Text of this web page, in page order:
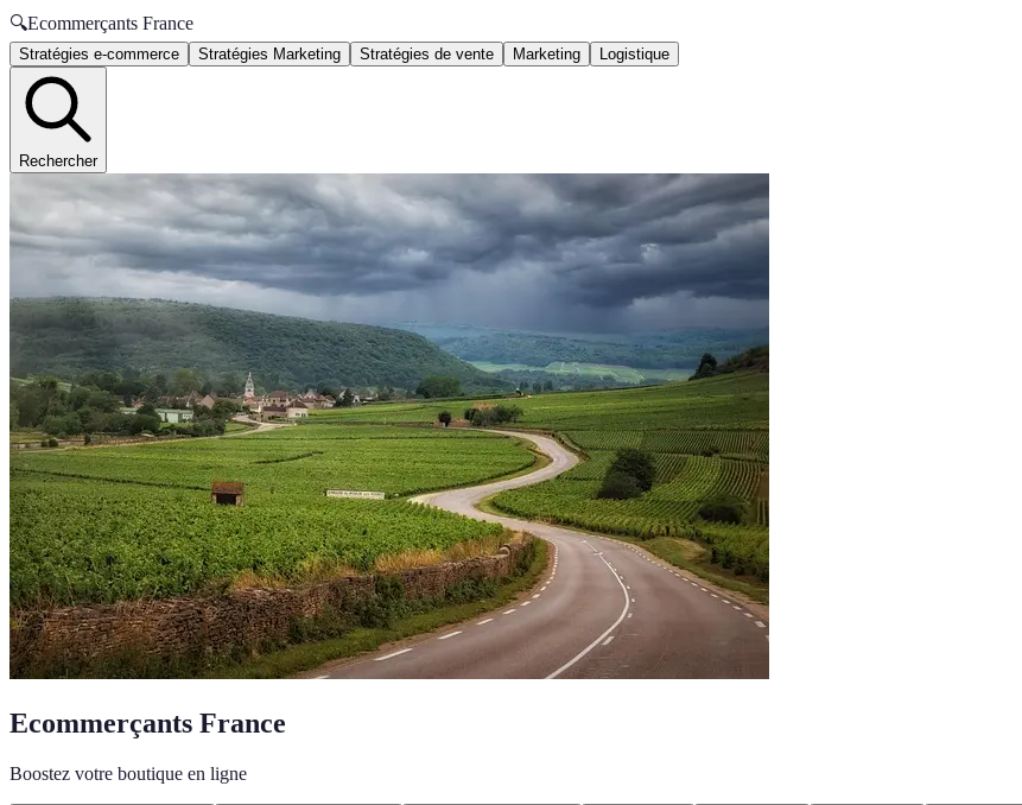
🔍Ecommerçants France
Stratégies e-commerce Stratégies Marketing Stratégies de vente Marketing Logistique
Rechercher
Ecommerçants France
Boostez votre boutique en ligne